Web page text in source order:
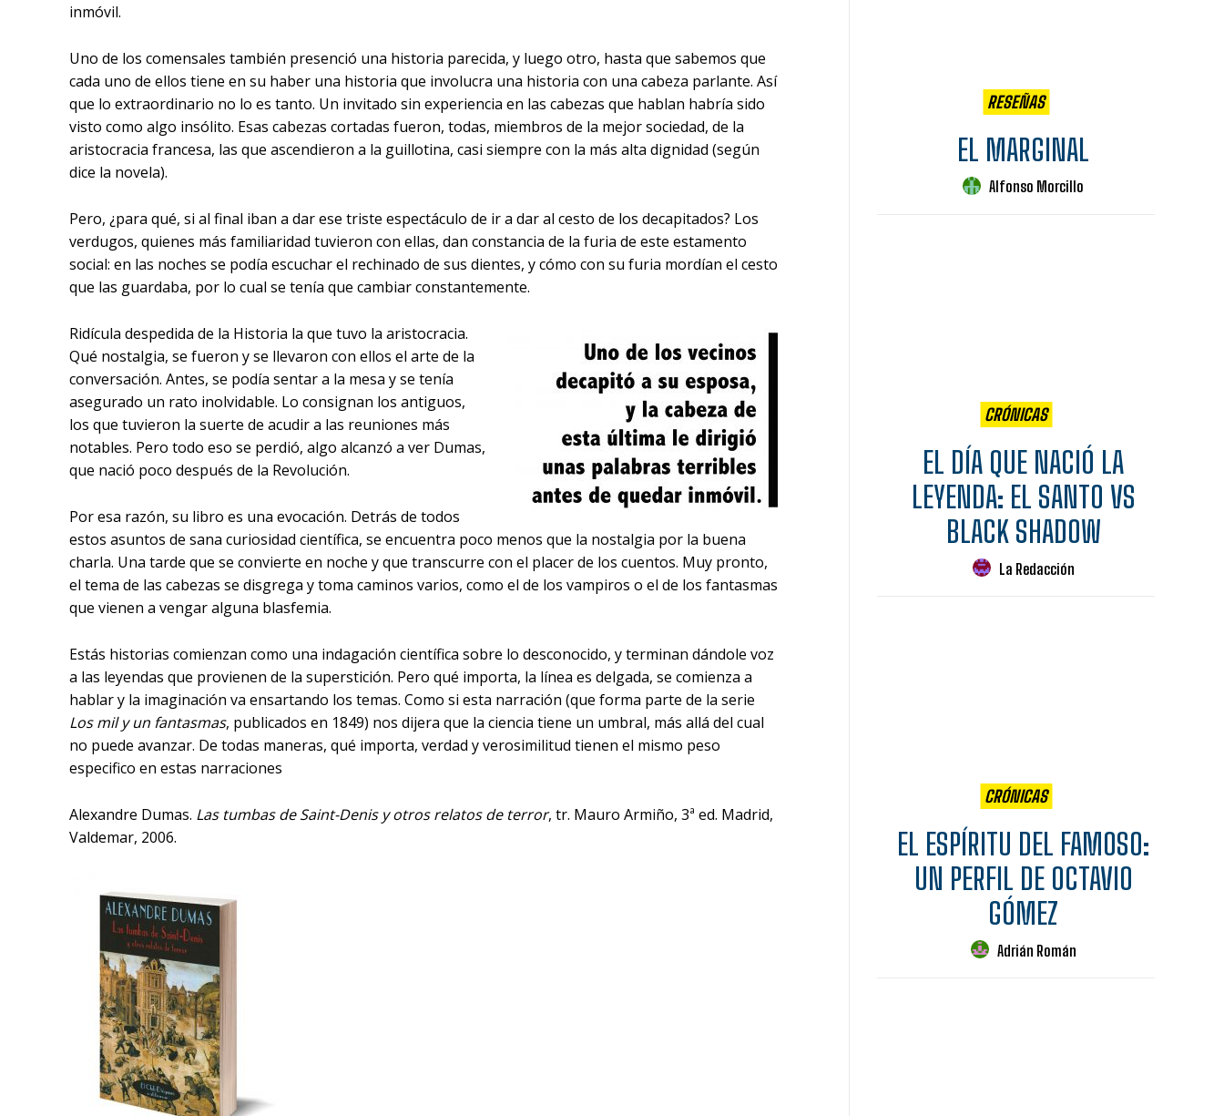
inmóvil.
Uno de los comensales también presenció una historia parecida, y luego otro, hasta que sabemos que
cada uno de ellos tiene en su haber una historia que involucra una historia con una cabeza parlante. Así
que lo extraordinario no lo es tanto. Un invitado sin experiencia en las cabezas que hablan habría sido
visto como algo insólito. Esas cabezas cortadas fueron, todas, miembros de la mejor sociedad, de la
aristocracia francesa, las que ascendieron a la guillotina, casi siempre con la más alta dignidad (según
dice la novela).
Pero, ¿para qué, si al final iban a dar ese triste espectáculo de ir a dar al cesto de los decapitados? Los
verdugos, quienes más familiaridad tuvieron con ellas, dan constancia de la furia de este estamento
social: en las noches se podía escuchar el rechinado de sus dientes, y cómo con su furia mordían el cesto
que las guardaba, por lo cual se tenía que cambiar constantemente.
Ridícula despedida de la Historia la que tuvo la aristocracia.
Qué nostalgia, se fueron y se llevaron con ellos el arte de la
conversación. Antes, se podía sentar a la mesa y se tenía
asegurado un rato inolvidable. Lo consignan los antiguos,
los que tuvieron la suerte de acudir a las reuniones más
notables. Pero todo eso se perdió, algo alcanzó a ver Dumas,
que nació poco después de la Revolución.
Por esa razón, su libro es una evocación. Detrás de todos
estos asuntos de sana curiosidad científica, se encuentra poco menos que la nostalgia por la buena
charla. Una tarde que se convierte en noche y que transcurre con el placer de los cuentos. Muy pronto,
el tema de las cabezas se disgrega y toma caminos varios, como el de los vampiros o el de los fantasmas
que vienen a vengar alguna blasfemia.
Estás historias comienzan como una indagación científica sobre lo desconocido, y terminan dándole voz
a las leyendas que provienen de la superstición. Pero qué importa, la línea es delgada, se comienza a
hablar y la imaginación va ensartando los temas. Como si esta narración (que forma parte de la serie
Los mil y un fantasmas, publicados en 1849) nos dijera que la ciencia tiene un umbral, más allá del cual
no puede avanzar. De todas maneras, qué importa, verdad y verosimilitud tienen el mismo peso
especifico en estas narraciones
Alexandre Dumas. Las tumbas de Saint-Denis y otros relatos de terror, tr. Mauro Armiño, 3ª ed. Madrid,
Valdemar, 2006.
RESEÑAS
EL MARGINAL
Alfonso Morcillo
CRÓNICAS
EL DÍA QUE NACIÓ LA
LEYENDA: EL SANTO VS
BLACK SHADOW
La Redacción
CRÓNICAS
EL ESPÍRITU DEL FAMOSO:
UN PERFIL DE OCTAVIO
GÓMEZ
Adrián Román